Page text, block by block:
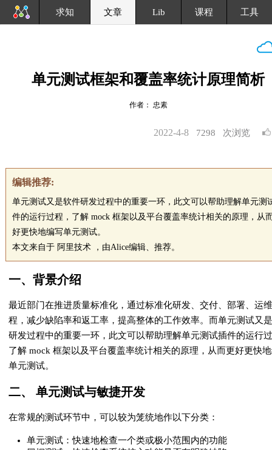
求知 文章 Lib 课程 工具
单元测试框架和覆盖率统计原理简析
作者： 忠素
7298 次浏览
2022-4-8
编辑推荐:
单元测试又是软件研发过程中的重要一环，此文可以帮助理解单元测
件的运行过程，了解 mock 框架以及平台覆盖率统计相关的原理，从
好更快地编写单元测试。
本文来自于 阿里技术 ，由Alice编辑、推荐。
一、背景介绍
最近部门在推进质量标准化，通过标准化研发、交付、部署、运
程，减少缺陷率和返工率，提高整体的工作效率。而单元测试又
研发过程中的重要一环，此文可以帮助理解单元测试插件的运行
了解 mock 框架以及平台覆盖率统计相关的原理，从而更好更快
单元测试。
二、 单元测试与敏捷开发
在常规的测试环节中，可以较为笼统地作以下分类：
单元测试：快速地检查一个类或极小范围内的功能